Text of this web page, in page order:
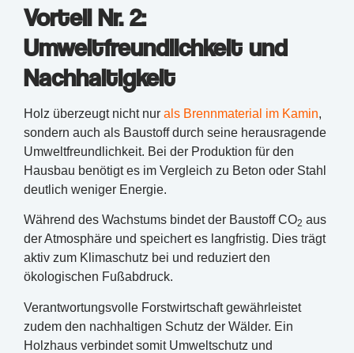
Vorteil Nr. 2:
Umweltfreundlichkeit und
Nachhaltigkeit
Holz überzeugt nicht nur als Brennmaterial im Kamin,
sondern auch als Baustoff durch seine herausragende
Umweltfreundlichkeit. Bei der Produktion für den
Hausbau benötigt es im Vergleich zu Beton oder Stahl
deutlich weniger Energie.
Während des Wachstums bindet der Baustoff CO2 aus
der Atmosphäre und speichert es langfristig. Dies trägt
aktiv zum Klimaschutz bei und reduziert den
ökologischen Fußabdruck.
Verantwortungsvolle Forstwirtschaft gewährleistet
zudem den nachhaltigen Schutz der Wälder. Ein
Holzhaus verbindet somit Umweltschutz und